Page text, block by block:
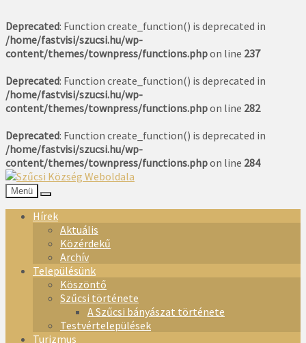
Deprecated: Function create_function() is deprecated in
/home/fastvisi/szucsi.hu/wp-
content/themes/townpress/functions.phpon line 237
Deprecated: Function create_function() is deprecated in
/home/fastvisi/szucsi.hu/wp-
content/themes/townpress/functions.phpon line 282
Deprecated: Function create_function() is deprecated in
/home/fastvisi/szucsi.hu/wp-
content/themes/townpress/functions.phpon line 284
Menü
Hírek
Aktuális
Közérdekű
Archív
Településünk
Köszöntő
Szűcsi története
A Szűcsi bányászat története
Testvértelepülések
Turizmus